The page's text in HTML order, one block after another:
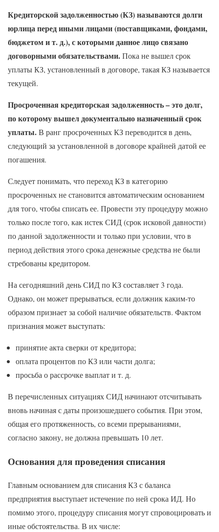
Кредиторской задолженностью (КЗ) называются долги
юрлица перед иными лицами (поставщиками, фондами,
бюджетом и т. д.), с которыми данное лицо связано
договорными обязательствами.Пока не вышел срок
уплаты КЗ, установленный в договоре, такая КЗ называется
текущей.
Просроченная кредиторская задолженность – это долг,
по которому вышел документально назначенный срок
уплаты.В ранг просроченных КЗ переводится в день,
следующий за установленной в договоре крайней датой ее
погашения.
Следует понимать, что переход КЗ в категорию
просроченных не становится автоматическим основанием
для того, чтобы списать ее. Провести эту процедуру можно
только после того, как истек СИД (срок исковой давности)
по данной задолженности и только при условии, что в
период действия этого срока денежные средства не были
стребованы кредитором.
На сегодняшний день СИД по КЗ составляет 3 года.
Однако, он может прерываться, если должник каким-то
образом признает за собой наличие обязательств. Фактом
признания может выступать:
принятие акта сверки от кредитора;
оплата процентов по КЗ или части долга;
просьба о рассрочке выплат и т. д.
В перечисленных ситуациях СИД начинают отсчитывать
вновь начиная с даты произошедшего события. При этом,
общая его протяженность, со всеми прерываниями,
согласно закону, не должна превышать 10 лет.
Основания для проведения списания
Главным основанием для списания КЗ с баланса
предприятия выступает истечение по ней срока ИД. Но
помимо этого, процедуру списания могут спровоцировать и
иные обстоятельства. В их числе: